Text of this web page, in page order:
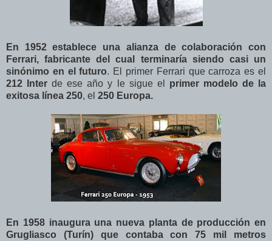
En 1952 establece una alianza de colaboración con
Ferrari, fabricante del cual terminaría siendo casi un
sinónimo en el futuro. El primer Ferrari que carroza es el
212 Inter de ese año y le sigue el primer modelo de la
exitosa línea 250, el 250 Europa.
En 1958 inaugura una nueva planta de producción en
Grugliasco (Turín) que contaba con 75 mil metros